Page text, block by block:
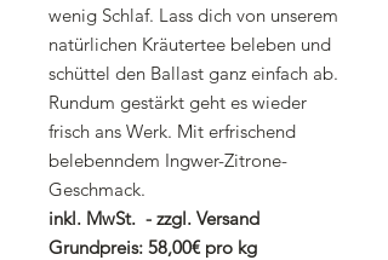
wenig Schlaf. Lass dich von unserem
natürlichen Kräutertee beleben und
schüttel den Ballast ganz einfach ab.
Rundum gestärkt geht es wieder
frisch ans Werk. Mit erfrischend
belebenndem Ingwer-Zitrone-
Geschmack.
inkl. MwSt. - zzgl. Versand
Grundpreis: 58,00€ pro kg